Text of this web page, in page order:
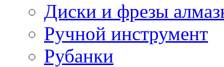
Диски и фрезы
Ручной инструмент
Рубанки